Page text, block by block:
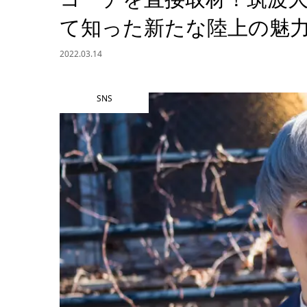
て知った新たな陸上の魅
2022.03.14
SNS